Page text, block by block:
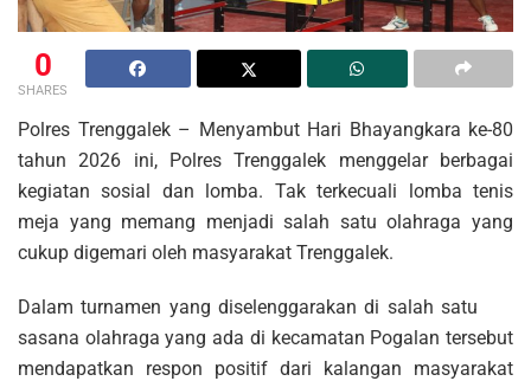
0
SHARES
Polres Trenggalek – Menyambut Hari Bhayangkara ke-80
tahun 2026 ini, Polres Trenggalek menggelar berbagai
kegiatan sosial dan lomba. Tak terkecuali lomba tenis
meja yang memang menjadi salah satu olahraga yang
cukup digemari oleh masyarakat Trenggalek.
Dalam turnamen yang diselenggarakan di salah satu
sasana olahraga yang ada di kecamatan Pogalan tersebut
mendapatkan respon positif dari kalangan masyarakat